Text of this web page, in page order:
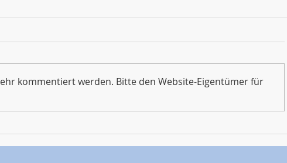
Erasmus+: Erste spanische
Austauschgruppe zu Gast in
Wetter
Preis
kommentiert werden. Bitte den Website-Eigentümer für